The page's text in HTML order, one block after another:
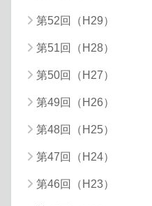
第52回（H29）
第51回（H28）
第50回（H27）
第49回（H26）
第48回（H25）
第47回（H24）
第46回（H23）